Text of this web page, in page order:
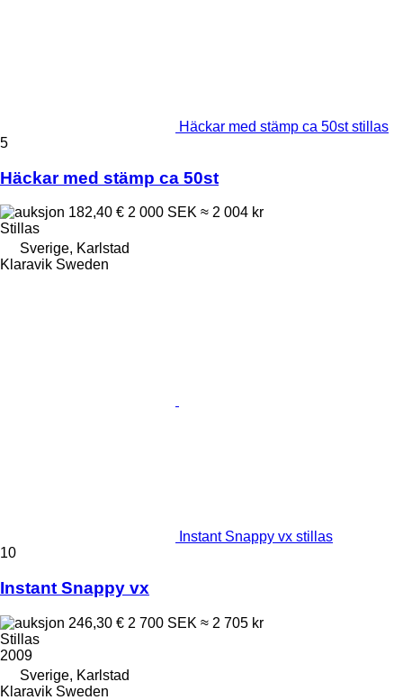
Häckar med stämp ca 50st stillas
5
Häckar med stämp ca 50st
182,40 € 2 000 SEK ≈ 2 004 kr
Stillas
Sverige, Karlstad
Klaravik Sweden
Instant Snappy vx stillas
10
Instant Snappy vx
246,30 € 2 700 SEK ≈ 2 705 kr
Stillas
2009
Sverige, Karlstad
Klaravik Sweden